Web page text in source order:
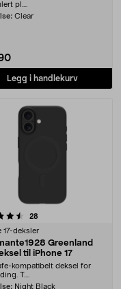
pl....
Clear
Legg i handlekurv
28
17-deksler
Greenland
til iPhone 17
kompatibelt deksel for
T....
Night Black